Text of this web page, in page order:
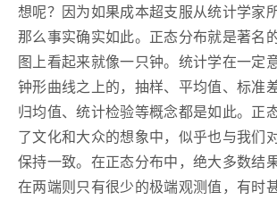
想呢？因为如果成本超支服从统计学家
那么事实确实如此。正态分布就是著名
图上看起来就像一只钟。统计学在一定
钟形曲线之上的，抽样、平均值、标准
归均值、统计检验等概念都是如此。正
了文化和大众的想象中，似乎也与我们
保持一致。在正态分布中，绝大多数结
在两端则只有很少的极端观测值，有时